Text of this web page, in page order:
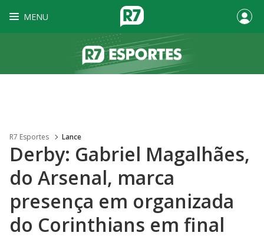
MENU
R7 Esportes Lance
Derby: Gabriel Magalhães,
do Arsenal, marca
presença em organizada
do Corinthians em final